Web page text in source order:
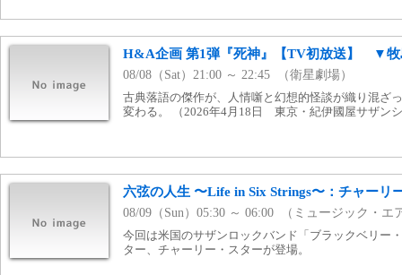
H&A企画 第1弾『死神』【TV初放送】 ▼牧
08/08（Sat）21:00 ～ 22:45 （衛星劇場）
古典落語の傑作が、人情噺と幻想的怪談が織り混ざ
変わる。 （2026年4月18日 東京・紀伊國屋サザン
六弦の人生 〜Life in Six Strings〜：チャーリ
08/09（Sun）05:30 ～ 06:00 （ミュージック・エ
今回は米国のサザンロックバンド「ブラックベリー
ター、チャーリー・スターが登場。